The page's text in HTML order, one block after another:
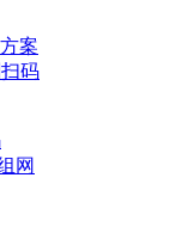
案
码
网